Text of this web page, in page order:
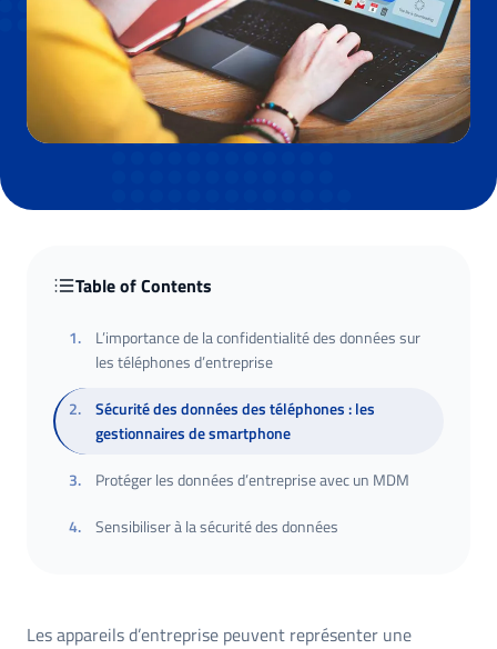
Table of Contents
1.
L’importance de la confidentialité des données sur
les téléphones d’entreprise
2.
Sécurité des données des téléphones : les
gestionnaires de smartphone
3.
Protéger les données d’entreprise avec un MDM
4. Sensibiliser à la sécurité des données
Les appareils d’entreprise peuvent représenter une